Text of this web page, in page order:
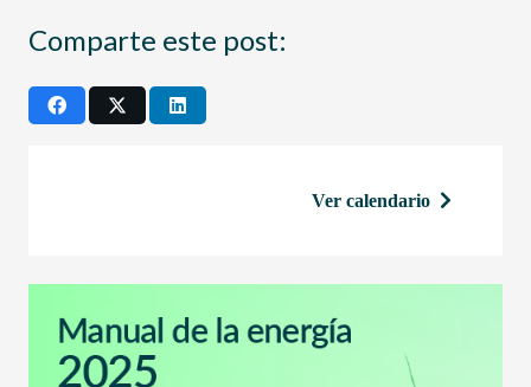
Comparte este post:
Ver calendario